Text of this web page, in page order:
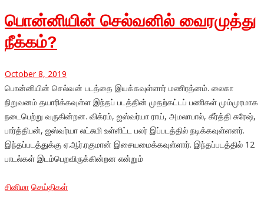
பொன்னியின் செல்வனில் வைரமுத்து
நீக்கம்?
October 8, 2019
பொன்னியின் செல்வன் படத்தை இயக்கவுள்ளார் மணிரத்னம். லைகா
நிறுவனம் தயாரிக்கவுள்ள இந்தப் படத்தின் முதற்கட்டப் பணிகள் மும்முரமாக
நடைபெற்று வருகின்றன. விக்ரம், ஐஸ்வர்யா ராய், அமலாபால், கீர்த்தி சுரேஷ்,
பார்த்திபன், ஐஸ்வர்யா லட்சுமி உள்ளிட்ட பலர் இப்படத்தில் நடிக்கவுள்ளனர்.
இந்தப்படத்துக்கு ஏ.ஆர்.ரகுமான் இசையமைக்கவுள்ளார். இந்தப்படத்தில் 12
பாடல்கள் இடம்பெறவிருக்கின்றன என்றும்
சினிமா செய்திகள்